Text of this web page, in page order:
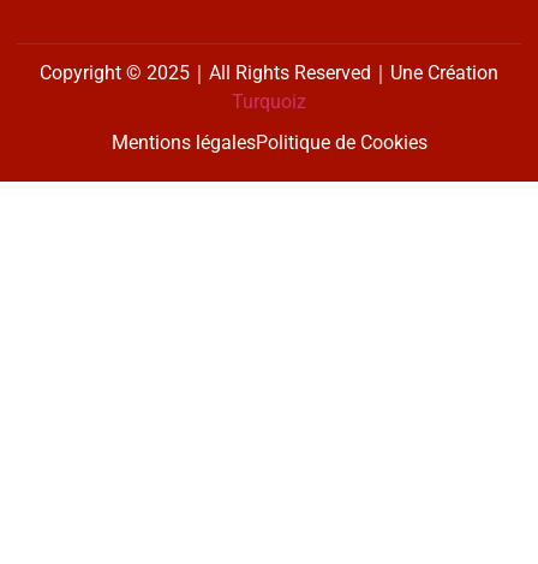
Copyright © 2025｜All Rights Reserved｜Une Création
Turquoiz
Mentions légalesPolitique de Cookies